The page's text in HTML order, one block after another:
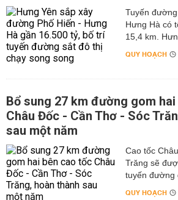
Tuyến
Hưng Hà có
15,4 km.
QUY HOẠCH
Bổ sung 27 km đường gom
Châu Đốc - Cần Thơ - Sóc
sau một năm
Cao tốc
Trăng sẽ
tuyến đường
QUY HOẠCH